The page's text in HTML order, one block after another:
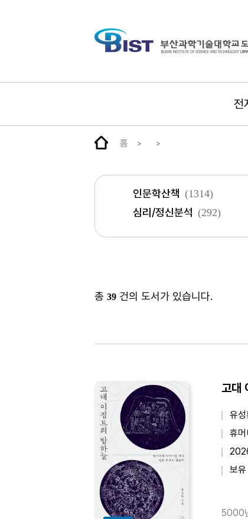
전
홈
인문학산책 (1314)
심리/정신분석 (292)
총 39 건의 도서가 있습니다.
고대
유
휴
보유
5000